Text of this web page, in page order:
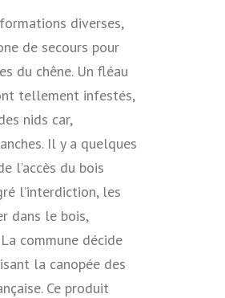
diverses,
de secours pour
du chêne. Un fléau
tellement infestés,
nids car,
Il y a quelques
l’accès du bois
l’interdiction, les
dans le bois,
commune décide
la canopée des
Ce produit